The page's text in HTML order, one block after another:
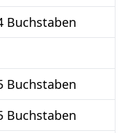
Buchstaben
Buchstaben
Buchstaben